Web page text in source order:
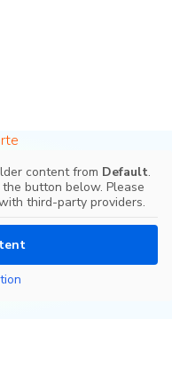
content from Default.
button below. Please
third-party providers.